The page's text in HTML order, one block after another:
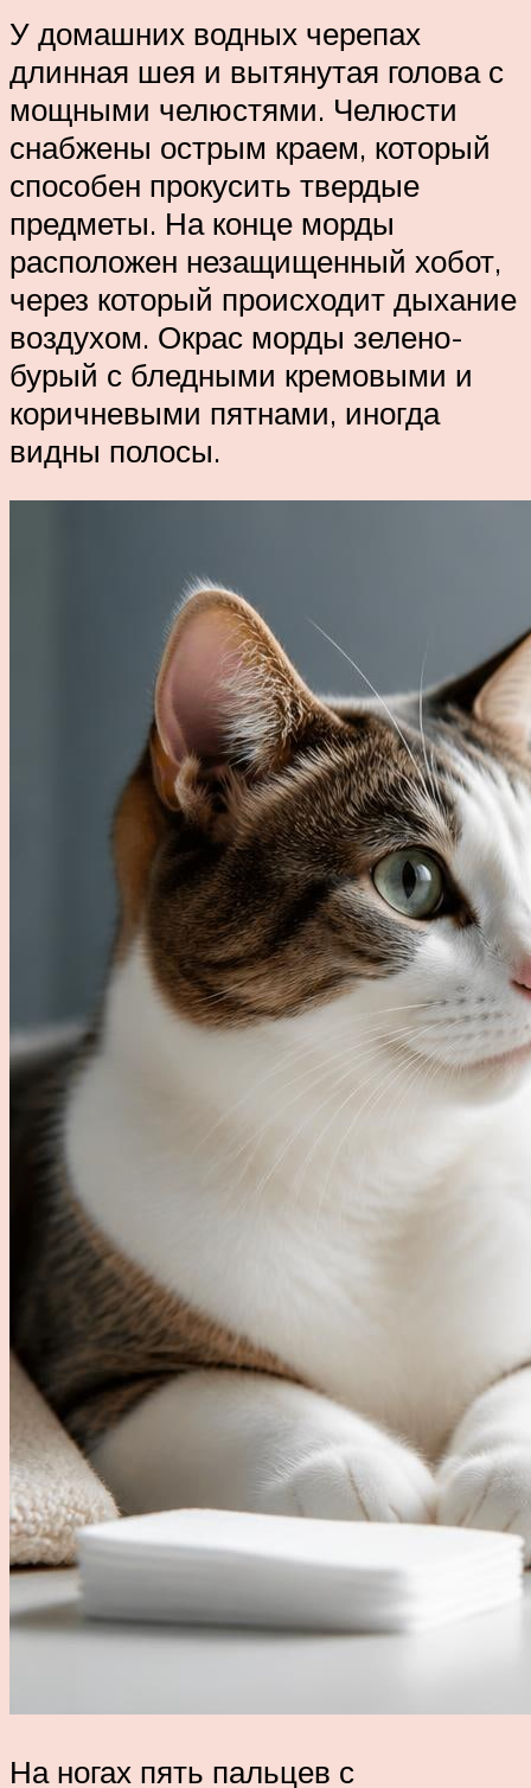
У домашних водных черепах
длинная шея и вытянутая голова с
мощными челюстями. Челюсти
снабжены острым краем, который
способен прокусить твердые
предметы. На конце морды
расположен незащищенный хобот,
через который происходит дыхание
воздухом. Окрас морды зелено-
бурый с бледными кремовыми и
коричневыми пятнами, иногда
видны полосы.
На ногах пять пальцев с